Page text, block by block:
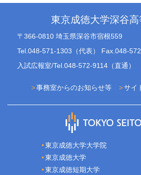
東京成徳大学深谷
〒366-0810 埼玉県深谷市宿根559
Tel.048-571-1303（代表） Fax.048-
入試広報室/Tel.048-572-9114（直通）
サイ
事務室からのお知らせ等
東京成徳大学大学院
東京成徳大学
東京成徳短期大学